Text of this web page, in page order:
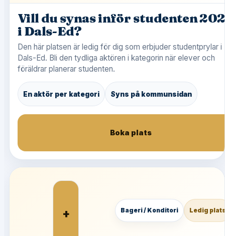
Vill du synas inför studenten
i Dals-Ed?
Den här platsen är ledig för dig som erbjuder studentprylar i
Dals-Ed. Bli den tydliga aktören i kategorin när elever och
föräldrar planerar studenten.
En aktör per kategori Syns på kommunsidan
Boka plats
+ Bageri / Konditori Ledig